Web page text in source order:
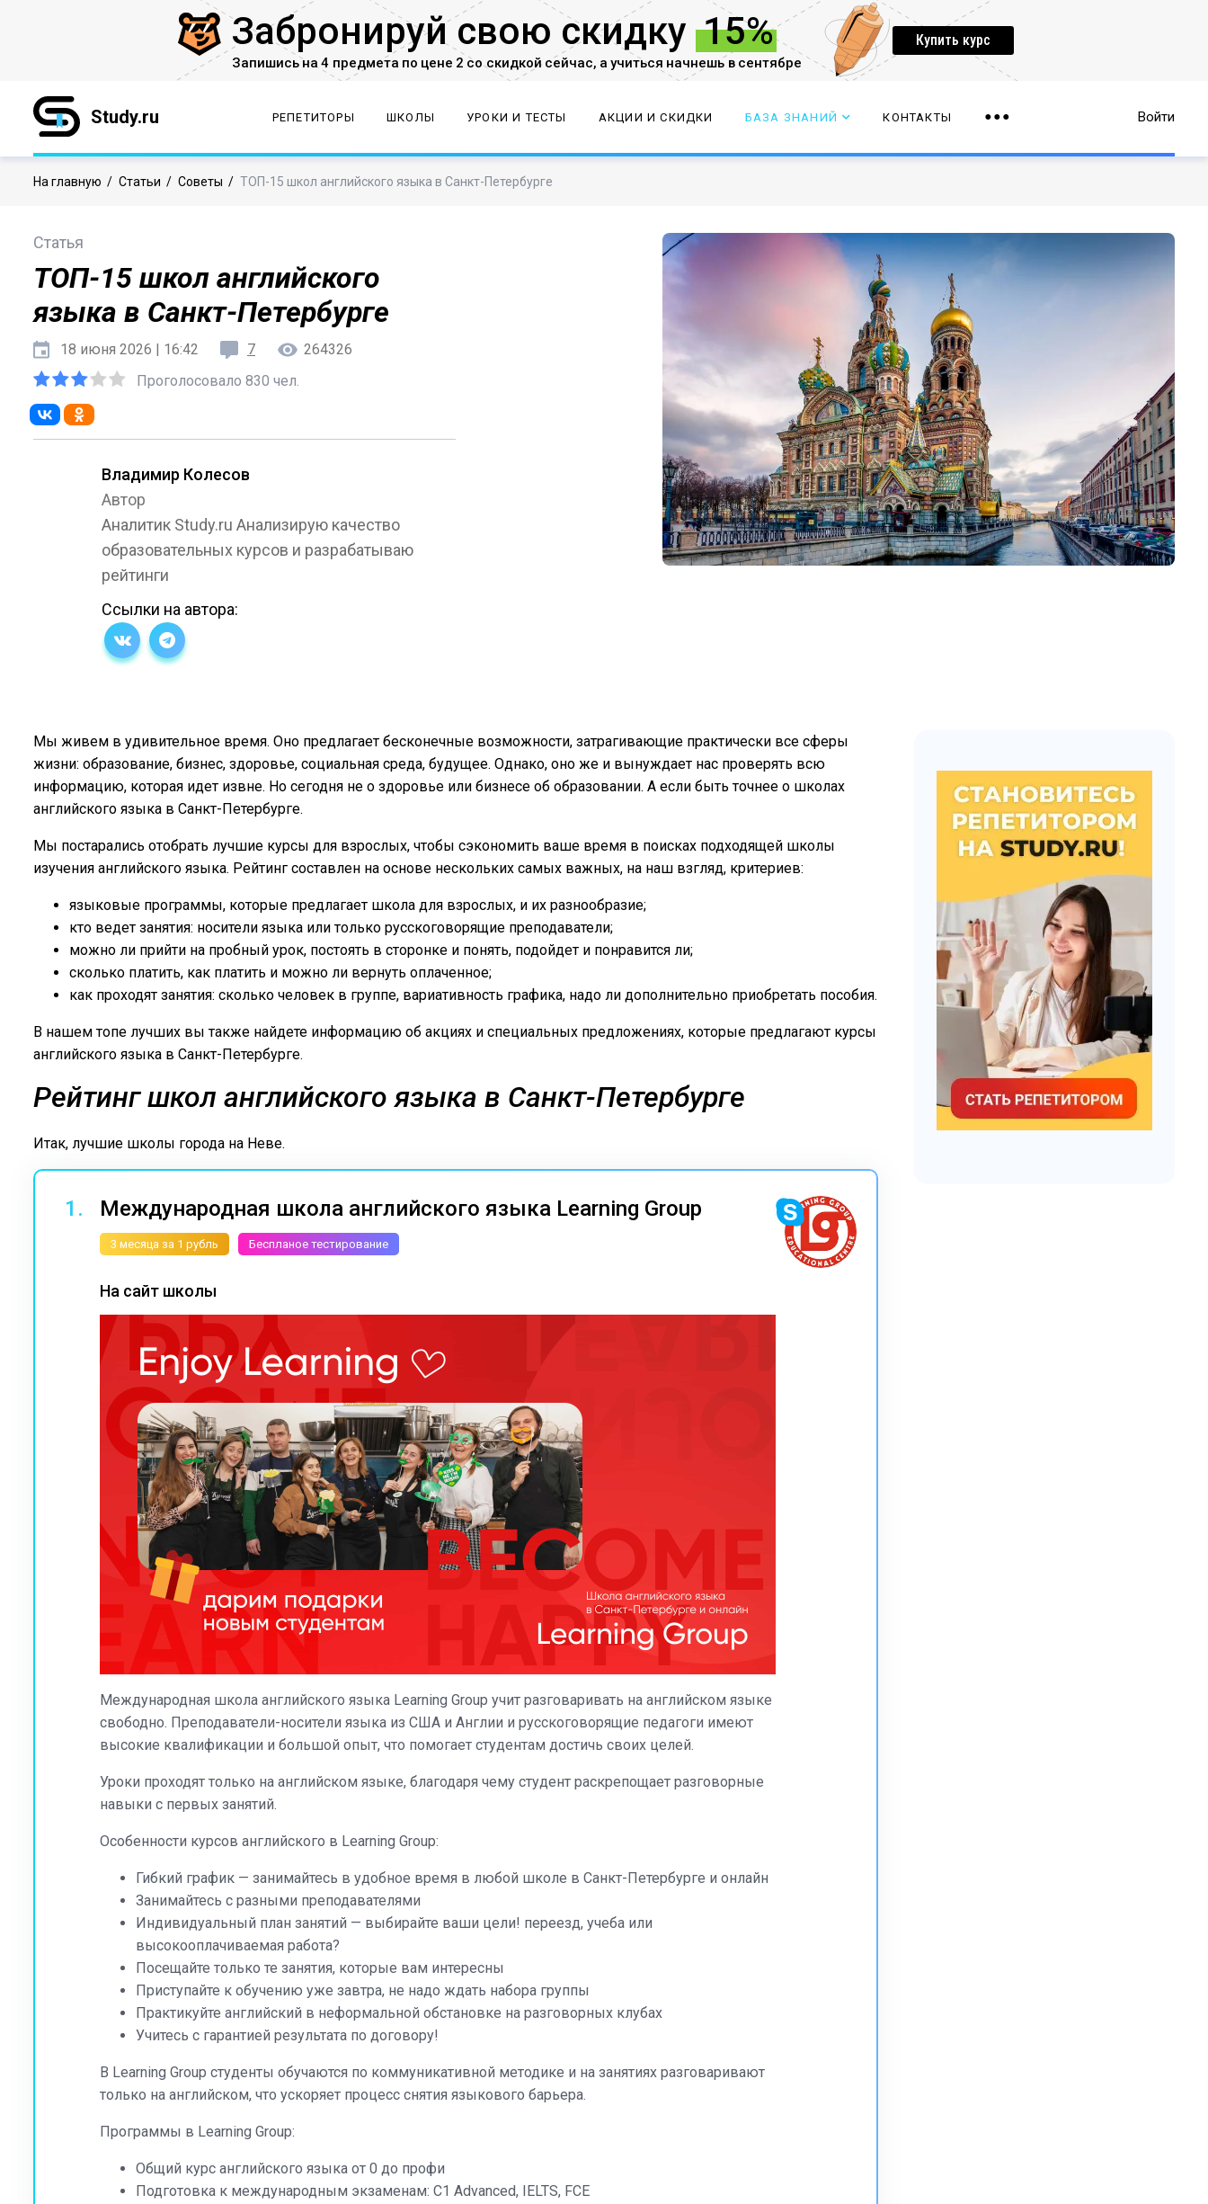
Забронируйсвою скидку 15%
Запишись на 4 предмета по цене 2 со скидкойсейчас, а учиться начнешь в сентябре
Купить курс
Study.ru РЕПЕТИТОРЫ ШКОЛЫ УРОКИ И ТЕСТЫ АКЦИИ И СКИДКИ БАЗА ЗНАНИЙ КОНТАКТЫ Войти
На главную / Статьи / Советы / ТОП-15 школ английского языка в Санкт-Петербурге
Статья
ТОП-15 школ английского
языка в Санкт-Петербурге
18 июня 2026 | 16:42 7
264326
Проголосовало 830 чел.
Владимир Колесов
Автор
Аналитик Study.ru Анализирую качество
образовательных курсов и разрабатываю
рейтинги
Ссылки на автора:
Мы живем в удивительное время. Оно предлагает бесконечные возможности, затрагивающие практически все сферы
жизни: образование, бизнес, здоровье, социальная среда, будущее. Однако, оно же и вынуждает нас проверять всю
информацию, которая идет извне. Но сегодня не о здоровье или бизнесе об образовании. А если быть точнее о школах
английского языка в Санкт-Петербурге.
Мы постарались отобрать лучшие курсы для взрослых, чтобы сэкономить ваше время в поисках подходящей школы
изучения английского языка. Рейтинг составлен на основе нескольких самых важных, на наш взгляд, критериев:
языковые программы, которые предлагает школа для взрослых, и их разнообразие;
кто ведет занятия: носители языка или только русскоговорящие преподаватели;
можно ли прийти на пробный урок, постоять в сторонке и понять, подойдет и понравится ли;
сколько платить, как платить и можно ли вернуть оплаченное;
как проходят занятия: сколько человек в группе, вариативность графика, надо ли дополнительно приобретать пособия.
В нашем топе лучших вы также найдете информацию об акциях и специальных предложениях, которые предлагают курсы
английского языка в Санкт-Петербурге.
Рейтинг школ английского языка в Санкт-Петербурге
Итак, лучшие школы города на Неве.
1. Международная школа английского языка Learning Group
3 месяца за 1 рубль Беспланое тестирование
На сайт школы
Международная школа английского языка Learning Group учит разговаривать на английском языке
свободно. Преподаватели-носители языка из США и Англии и русскоговорящие педагоги имеют
высокие квалификации и большой опыт, что помогает студентам достичь своих целей.
Уроки проходят только на английском языке, благодаря чему студент раскрепощает разговорные
навыки с первых занятий.
Особенности курсов английского в Learning Group:
Гибкий график — занимайтесь в удобное время в любой школе в Санкт-Петербурге и онлайн
Занимайтесь с разными преподавателями
Индивидуальный план занятий — выбирайте ваши цели! переезд, учеба или
высокооплачиваемая работа?
Посещайте только те занятия, которые вам интересны
Приступайте к обучению уже завтра, не надо ждать набора группы
Практикуйте английский в неформальной обстановке на разговорных клубах
Учитесь с гарантией результата по договору!
В Learning Group студенты обучаются по коммуникативной методике и на занятиях разговаривают
только на английском, что ускоряет процесс снятия языкового барьера.
Программы в Learning Group:
Общий курс английского языка от 0 до профи
Подготовка к международным экзаменам: С1 Advanced, IELTS, FCE